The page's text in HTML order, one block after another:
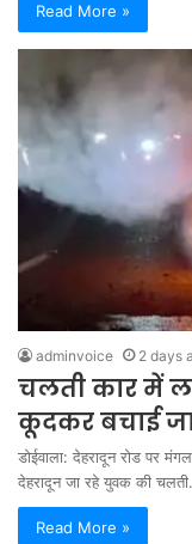
Read More »
adminvoice 2 days
चलती कार में
कूदकर बचाई
डोईवाला: देहरादून रोड पर
देहरादून जा रहे युवक की
Read More »